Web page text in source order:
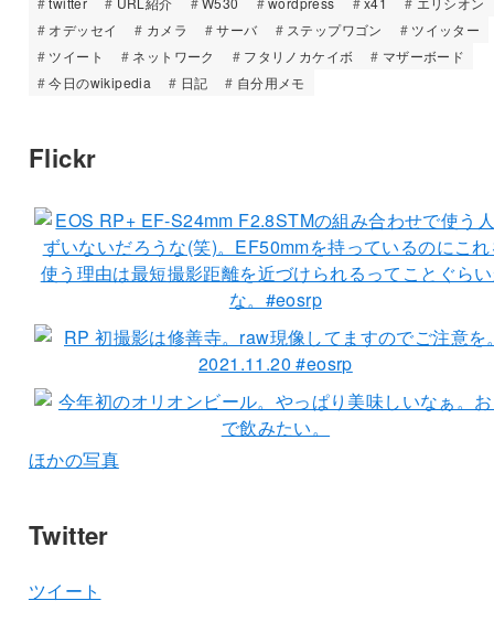
オデッセイ
カメラ サーバ ステップワゴン
ツイッター
ツイート
ネットワーク フタリノカケイボ
マザーボード
今日のwikipedia
日記 自分用メモ
Flickr
ほかの写真
Twitter
ツイート